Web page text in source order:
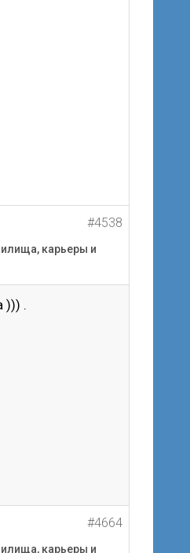
#4538
карьеры и
))) .
#4664
карьеры и